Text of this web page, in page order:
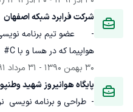
شرکت فرابرد شبکه اصفهان
-	عضو تیم برنامه
هواپیما که در هسا و با C#   و WPF و   XMLطراحی شد.
30 بهمن 1390
- 31 مرداد 1391
پایگاه هوانیروز شهید
-  طراحی و برنامه نویسی